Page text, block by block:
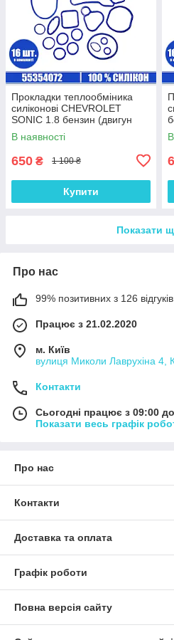
Прокладки теплообміника
силіконові CHEVROLET
SONIC 1.8 бензин (двигун
F18D4) комплект 16 шт.
В наявності
650 ₴ 1 100 ₴
Купити
Показати
Про нас
99% позитивних з 126 відгуків
Працює з 21.02.2020
м. Київ
вулиця Миколи Лаврухіна 4,
Контакти
Сьогодні працює з 09:00
Показати весь графік
Про нас
Контакти
Доставка та оплата
Графік роботи
Повна версія сайту